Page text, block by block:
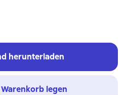
herunterladen
legen